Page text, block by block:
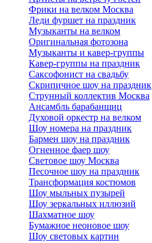
Фрики на велком Москва
Леди фуршет на праздник
Музыканты на велком
Оригинальная фотозона
Музыканты и кавер-группы
Кавер-группы на праздник
Саксофонист на свадьбу
Скрипичное шоу на праздник
Струнный коллектив Москва
Ансамбль барабанщиц
Духовой оркестр на велком
Шоу номера на праздник
Бармен шоу на праздник
Огненное фаер шоу
Световое шоу Москва
Песочное шоу на праздник
Трансформация костюмов
Шоу мыльных пузырей
Шоу зеркальных иллюзий
Шахматное шоу
Бумажное неоновое шоу
Шоу световых картин